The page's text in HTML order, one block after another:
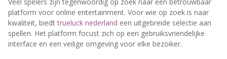
platform voor online entertainment. Voor wie op zoek is naar
kwaliteit, biedttrueluck nederland een uitgebreide selectie aan
spellen. Het platform focust zich op een gebruiksvriendelijke
interface en een veilige omgeving voor elke bezoiker.